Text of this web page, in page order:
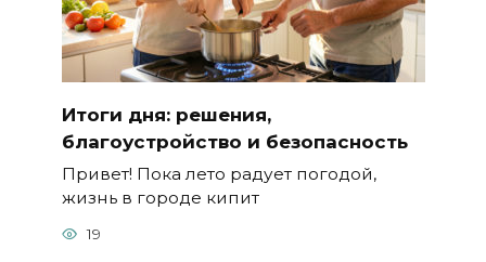
Итоги дня: решения,
благоустройство и безопасность
Привет! Пока лето радует погодой,
жизнь в городе кипит
19